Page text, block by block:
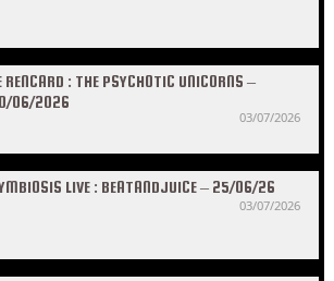
RENCARD : THE PSYCHOTIC UNICORNS –
06/2026
03/07/2026
LIVE : BEATANDJUICE – 25/06/26
03/07/2026